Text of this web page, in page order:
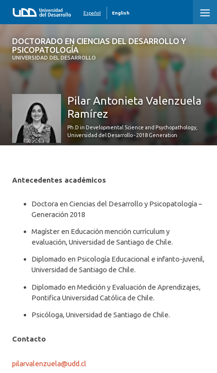
DOCTORADO EN CIENCIAS DEL DESARROLLO Y
PSICOPATOLOGÍA
UNIVERSIDAD DEL DESARROLLO
Español English
DOCTORADO EN CIENCIAS DEL
DESARROLLO Y PSICOPATOLOGÍA
HOME
RESEARCH LINES
CURRICULUM
ADMISSION 2026
Pilar Antonieta Valenzuela
Ramírez
Ph.D in Developmental Science and Psychopathology,
Universidad del Desarrollo - 2018 Generation
Antecedentes académicos
Doctora en Ciencias del Desarrollo y Psicopatología –
Generación 2018
Magíster en Educación mención currículum y
evaluación, Universidad de Santiago de Chile.
Diplomado en Psicología Educacional e infanto-juvenil,
Universidad de Santiago de Chile.
Diplomado en Medición y Evaluación de Aprendizajes,
Pontifica Universidad Católica de Chile.
Psicóloga, Universidad de Santiago de Chile.
Contacto
pilarvalenzuela@udd.cl